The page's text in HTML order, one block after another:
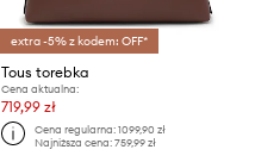
extra -5% z kodem: OFF*
Tous torebka
Cena aktualna:
719,99 zł
Cena regularna:1099,90 zł
Najniższa cena:759,99 zł